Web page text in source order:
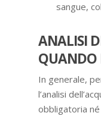
sangue,
ANALISI
QUANDO
In generale,
l’analisi
obbligatoria